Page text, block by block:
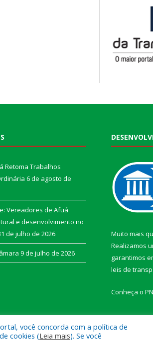
Retoma Trabalhos
6 de agosto de
Vereadores de Afuá
e desenvolvimento no
de julho de 2026
9 de julho de 2026
Muito mais
Realizamos
garantimos
leis de
Conheça o
você concorda com a política de
cookies (Leia mais). Se você